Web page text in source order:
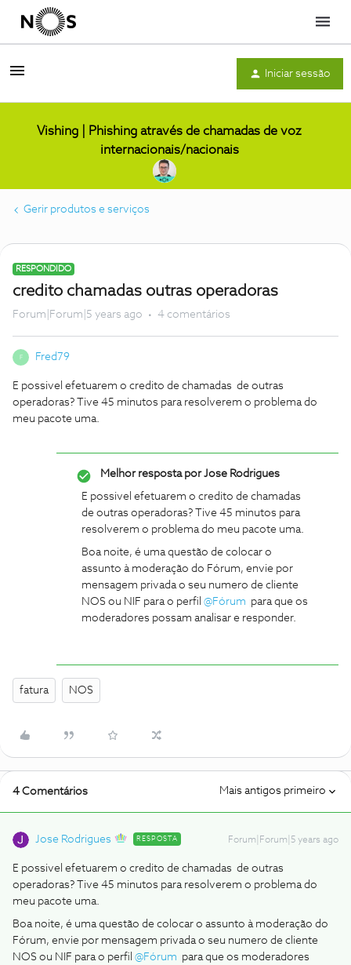
Menu
Iniciar sessão
Vishing | Phishing através de chamadas de voz
internacionais/nacionais
Gerir produtos e serviços
RESPONDIDO
credito chamadas outras operadoras
Forum|Forum|5 years ago 4 comentários
F Fred79
E possivel efetuarem o credito de chamadas de outras
operadoras? Tive 45 minutos para resolverem o problema do
meu pacote uma.
Melhor resposta porJose Rodrigues
E possivel efetuarem o credito de chamadas
de outras operadoras? Tive 45 minutos para
resolverem o problema do meu pacote uma.
Boa noite, é uma questão de colocar o
assunto à moderação do Fórum, envie por
mensagem privada o seu numero de cliente
NOS ou NIF para o perfil @Fórum para que os
moderadores possam analisar e responder.
fatura NOS
4 Comentários Mais antigos primeiro
Jose Rodrigues RESPOSTA Forum|Forum|5 years ago
E possivel efetuarem o credito de chamadas de outras
operadoras? Tive 45 minutos para resolverem o problema do
meu pacote uma.
Boa noite, é uma questão de colocar o assunto à moderação do
Fórum, envie por mensagem privada o seu numero de cliente
NOS ou NIF para o perfil @Fórum para que os moderadores